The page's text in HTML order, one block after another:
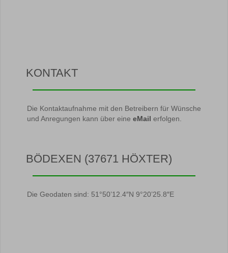
KONTAKT
Die Kontaktaufnahme mit den Betreibern für Wünsche
und Anregungen kann über eine eMail erfolgen.
BÖDEXEN (37671 HÖXTER)
Die Geodaten sind: 51°50’12.4″N 9°20’25.8″E